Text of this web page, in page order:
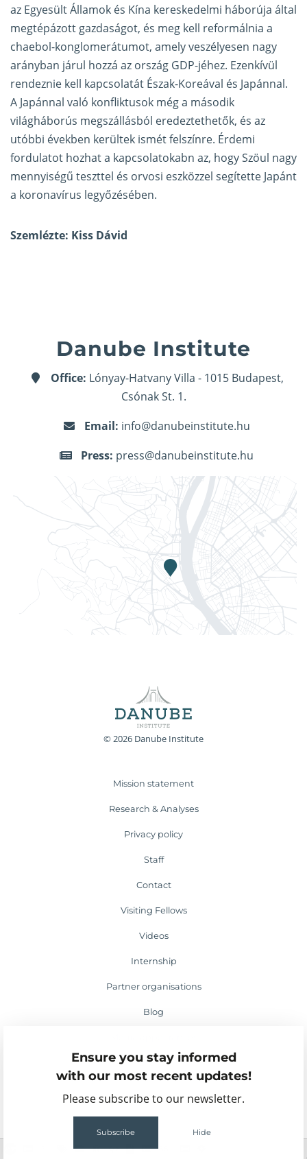
Ensure you stay informed
with our most recent updates!
Please subscribe to our newsletter.
Subscribe Hide
az Egyesült Államok és Kína kereskedelmi háborúja által
megtépázott gazdaságot, és meg kell reformálnia a
chaebol-konglomerátumot, amely veszélyesen nagy
arányban járul hozzá az ország GDP-jéhez. Ezenkívül
rendeznie kell kapcsolatát Észak-Koreával és Japánnal.
A Japánnal való konfliktusok még a második
világháborús megszállásból eredeztethetők, és az
utóbbi években kerültek ismét felszínre. Érdemi
fordulatot hozhat a kapcsolatokabn az, hogy Szöul nagy
mennyiségű teszttel és orvosi eszközzel segítette Japánt
a koronavírus legyőzésében.
Szemlézte: Kiss Dávid
Danube Institute
Office: Lónyay-Hatvany Villa - 1015 Budapest,
Csónak St. 1.
Email: info@danubeinstitute.hu
Press: press@danubeinstitute.hu
© 2026 Danube Institute
Mission statement
Research & Analyses
Privacy policy
Staff
Contact
Visiting Fellows
Videos
Internship
Partner organisations
Blog
Events